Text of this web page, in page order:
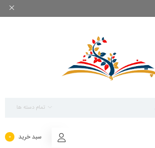
تمام دسته ها
سبد خرید 0